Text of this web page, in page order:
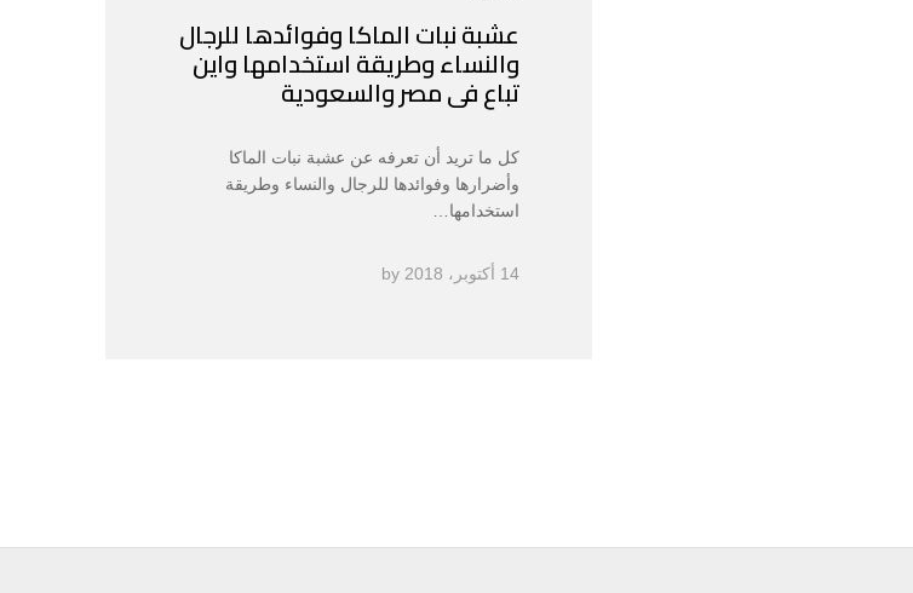
عشبة نبات الماكا وفوائدها للرجال
والنساء وطريقة استخدامها واين
تباع فى مصر والسعودية
كل ما تريد أن تعرفه عن عشبة نبات الماكا
وأضرارها وفوائدها للرجال والنساء وطريقة
استخدامها…
14 أكتوبر، 2018 by